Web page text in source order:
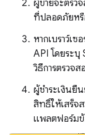
ผู้ขายจะตรวจ
ที่ปลอดภัยหรื
หากเบราว์เ
API โดยระบุ
วิธีการตรวจ
ผู้ชำระเงินยื
สิทธิ์ให้เสร็จ
แพลตฟอร์มข้